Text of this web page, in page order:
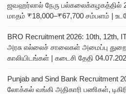
ஜவஹர்லால் நேரு பல்கலைக்கழகத்தில்
மாதம் ₹18,000–₹67,700 சம்பளம் |
BRO Recruitment 2026: 10th, 12th,
அரசு எல்லைச் சாலைகள் அமைப்பு
காலியிடங்கள் | கடைசி தேதி
Punjab and Sind Bank Recruitment
லோக்கல் வங்கி அதிகாரி பணிகள்,